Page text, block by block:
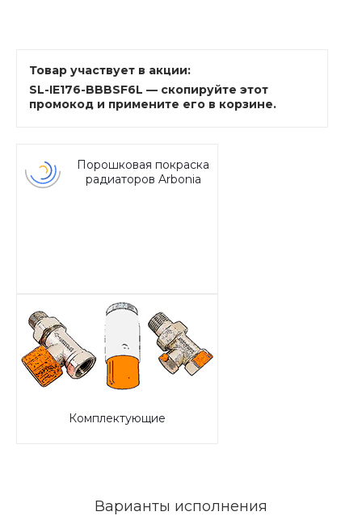
Товар участвует в акции:
SL-IE176-BBBSF6L — скопируйте этот
промокод и примените его в корзине.
Порошковая покраска
радиаторов Arbonia
Комплектующие
Варианты исполнения